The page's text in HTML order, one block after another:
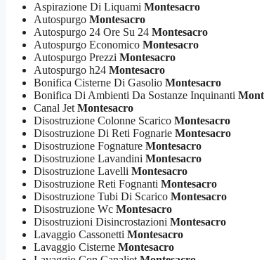
Aspirazione Di Liquami Montesacro
Autospurgo Montesacro
Autospurgo 24 Ore Su 24 Montesacro
Autospurgo Economico Montesacro
Autospurgo Prezzi Montesacro
Autospurgo h24 Montesacro
Bonifica Cisterne Di Gasolio Montesacro
Bonifica Di Ambienti Da Sostanze Inquinanti
Canal Jet Montesacro
Disostruzione Colonne Scarico Montesacro
Disostruzione Di Reti Fognarie Montesacro
Disostruzione Fognature Montesacro
Disostruzione Lavandini Montesacro
Disostruzione Lavelli Montesacro
Disostruzione Reti Fognanti Montesacro
Disostruzione Tubi Di Scarico Montesacro
Disostruzione Wc Montesacro
Disostruzioni Disincrostazioni Montesacro
Lavaggio Cassonetti Montesacro
Lavaggio Cisterne Montesacro